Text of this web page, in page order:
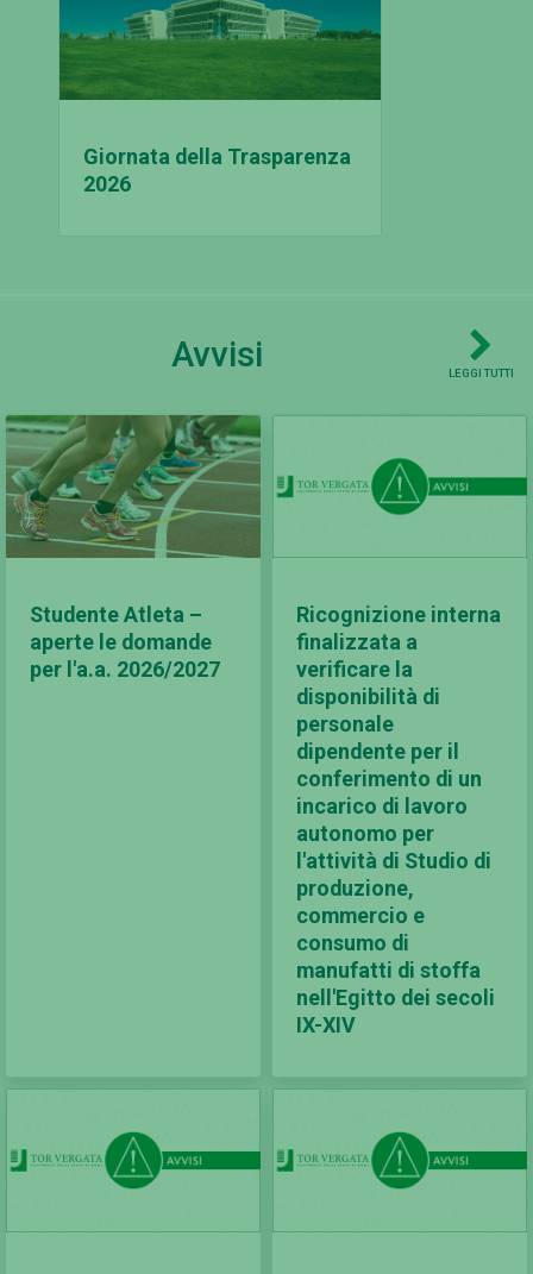
Giornata della Trasparenza
2026
Avvisi LEGGI TUTTI
Studente Atleta –
aperte le domande
per l'a.a. 2026/2027
Ricognizione interna
finalizzata a
verificare la
disponibilità di
personale
dipendente per il
conferimento di un
incarico di lavoro
autonomo per
l'attività di Studio di
produzione,
commercio e
consumo di
manufatti di stoffa
nell'Egitto dei secoli
IX-XIV